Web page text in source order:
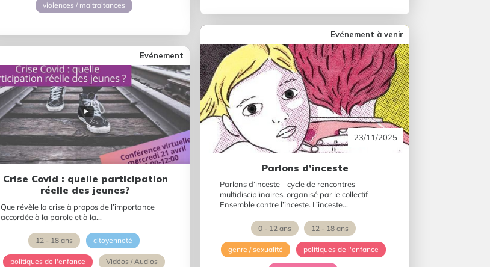
violences / maltraitances
Evénement
Crise Covid : quelle participation
réelle des jeunes?
Que révèle la crise à propos de l’importance
accordée à la parole et à la...
12 - 18 ans citoyenneté
politiques de l'enfance Vidéos / Audios
Evénement à venir
23/11/2025
Parlons d’inceste
Parlons d’inceste – cycle de rencontres
multidisciplinaires, organisé par le collectif
Ensemble contre l’inceste. L’inceste...
0 - 12 ans 12 - 18 ans
genre / sexualité politiques de l'enfance